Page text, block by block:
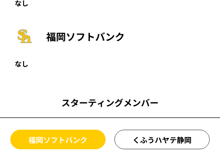
なし
福岡ソフトバンク
なし
スターティングメンバー
福岡ソフトバンク くふうハヤテ静岡